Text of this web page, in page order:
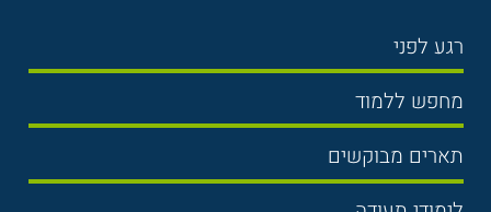
רגע לפני
בחירת לימודים
תנאי קבלה
שכר לימוד
מחפש ללמוד
תואר ראשון
תואר שני
תארים מבוקשים
משפטים